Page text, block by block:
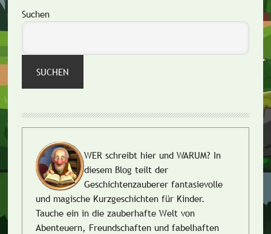
Seitenspalte
Suchen
SUCHEN
WER schreibt hier und WARUM? In
diesem Blog teilt der
Geschichtenzauberer fantasievolle
und magische Kurzgeschichten für Kinder.
Tauche ein in die zauberhafte Welt von
Abenteuern, Freundschaften und fabelhaften